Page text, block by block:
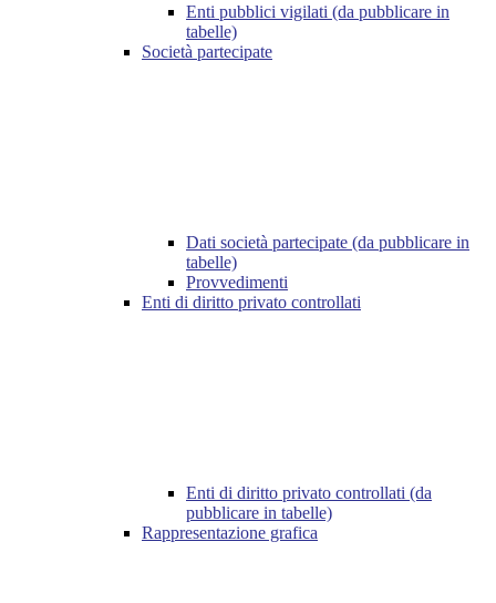
Enti pubblici vigilati (da pubblicare in
tabelle)
Società partecipate
Dati società partecipate (da pubblicare in
tabelle)
Provvedimenti
Enti di diritto privato controllati
Enti di diritto privato controllati (da
pubblicare in tabelle)
Rappresentazione grafica